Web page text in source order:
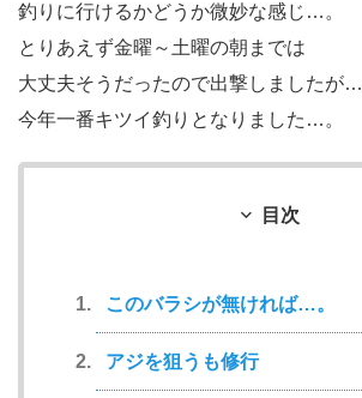
釣りに行けるかどうか微妙な感じ…。
とりあえず金曜～土曜の朝までは
大丈夫そうだったので出撃しましたが…
今年一番キツイ釣りとなりました…。
目次
このバラシが無ければ…。
アジを狙うも修行